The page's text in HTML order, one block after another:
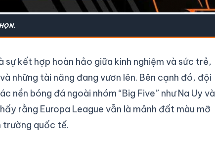
kết hợp hoàn hảo giữa kinh nghiệm và sức trẻ,
những tài năng đang vươn lên. Bên cạnh đó, đội
bóng đá ngoài nhóm “Big Five” như Na Uy và
rằng Europa League vẫn là mảnh đất màu mỡ
trường quốc tế.